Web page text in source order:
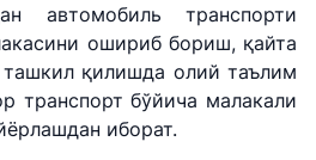
АЖ
"Uzbekistan
Airports" АЖ
Ишонч
телефон
автомобиль транспорти
ошириб бориш, қайта
қилишда олий таълим
транспорт бўйича малакали
иборат.